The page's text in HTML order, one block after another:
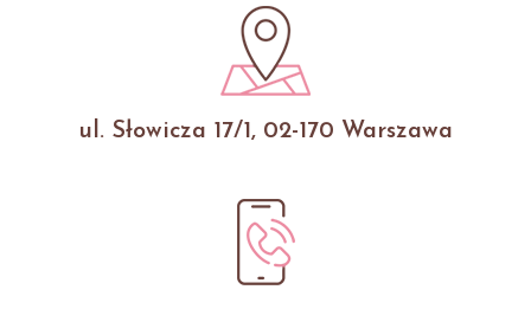
ul. Słowicza 17/1, 02-170 Warszawa